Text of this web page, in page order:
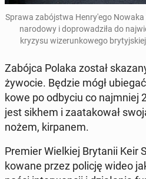
Sprawa za­bój­stwa Hen­ry­'e­go
na­ro­do­wy i do­pro­wa­dzi­ła do
kryzysu wi­ze­run­ko­we­go
Zabójca Polaka został
ży­wo­cie. Będzie mógł
ko­we po odbyciu co naj­mniej
jest sikhem i za­ata­ko­wał
nożem, kir­pa­nem.
Premier Wiel­kiej Bry­ta­nii Keir
ko­wa­ne przez policję wideo